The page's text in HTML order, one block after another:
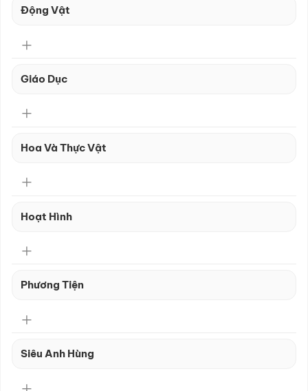
Động Vật
Giáo Dục
Hoa Và Thực Vật
Hoạt Hình
Phương Tiện
Siêu Anh Hùng